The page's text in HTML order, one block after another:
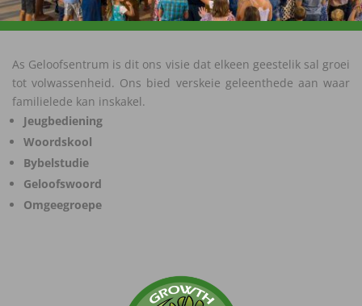
As Geloofsentrum is dit ons visie dat elkeen geestelik sal groei
tot volwassenheid. Ons bied verskeie geleenthede aan waar
familielede kan inskakel.
Jeugbediening
Woordskool
Bybelstudie
Geloofswoord
Omgeegroepe